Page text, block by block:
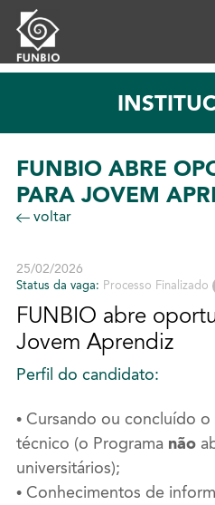
FUNBIO ABRE
PARA JOVEM
voltar
25/02/2026
Status da vaga: Processo Finalizado
FUNBIO abre
Jovem Aprendiz
Perfil do candidato:
• Cursando ou concluído
técnico (o Programa não
universitários);
• Conhecimentos de